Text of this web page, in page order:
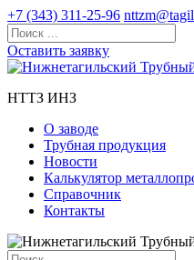
+7 (343) 311-25-96
Оставить заявку
НТТЗ ИНЗ
О заводе
Трубная продукция
Новости
Калькулятор
Справочник
Контакты